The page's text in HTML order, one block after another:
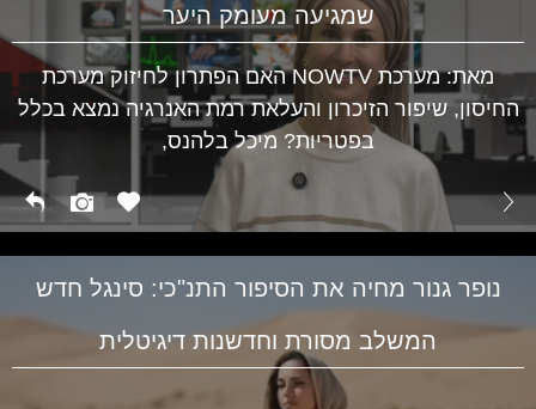
שמגיעה מעומק היער
מאת: מערכת NOWTV האם הפתרון לחיזוק מערכת
החיסון, שיפור הזיכרון והעלאת רמת האנרגיה נמצא בכלל
בפטריות? מיכל בלהנס,
נופר גנור מחיה את הסיפור התנ"כי: סינגל חדש
המשלב מסורת וחדשנות דיגיטלית